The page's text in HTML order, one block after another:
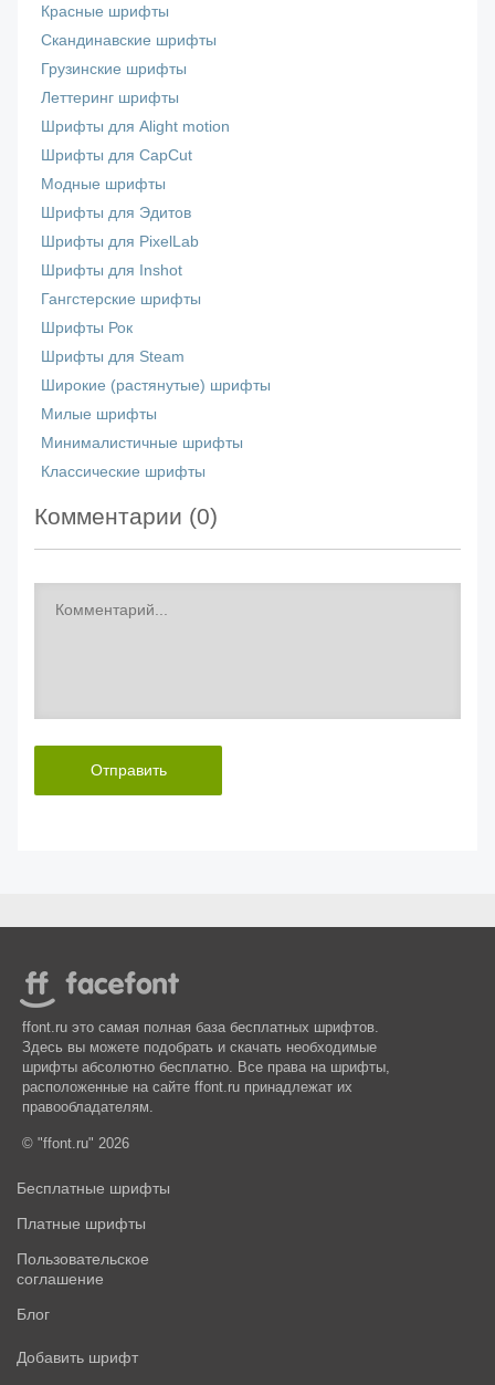
Красные шрифты
Скандинавские шрифты
Грузинские шрифты
Леттеринг шрифты
Шрифты для Alight motion
Шрифты для CapCut
Модные шрифты
Шрифты для Эдитов
Шрифты для PixelLab
Шрифты для Inshot
Гангстерские шрифты
Шрифты Рок
Шрифты для Steam
Широкие (растянутые) шрифты
Милые шрифты
Минималистичные шрифты
Классические шрифты
Комментарии (0)
Отправить
ffont.ru это самая полная база бесплатных шрифтов.
Здесь вы можете подобрать и скачать необходимые
шрифты абсолютно бесплатно. Все права на шрифты,
расположенные на сайте ffont.ru принадлежат их
правообладателям.
© "ffont.ru" 2026
Бесплатные шрифты
Платные шрифты
Пользовательское
соглашение
Блог
Добавить шрифт